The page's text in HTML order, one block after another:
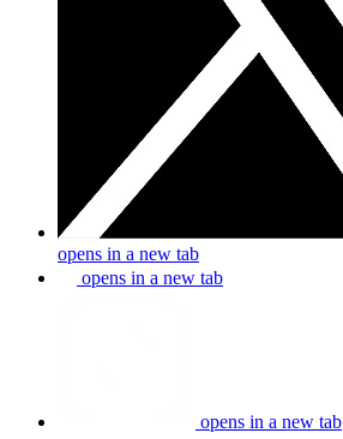
opens in a new tab
opens in a new tab
opens in a new tab